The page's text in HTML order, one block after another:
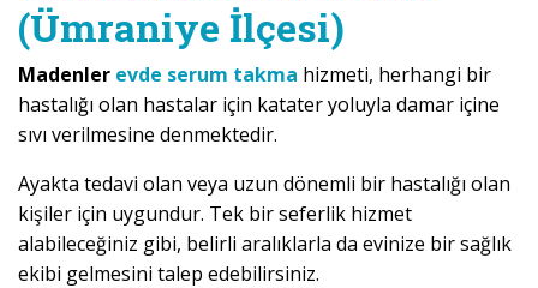
(Ümraniye İlçesi)
Madenler evde serum takma hizmeti, herhangi bir
hastalığı olan hastalar için katater yoluyla damar içine
sıvı verilmesine denmektedir.
Ayakta tedavi olan veya uzun dönemli bir hastalığı olan
kişiler için uygundur. Tek bir seferlik hizmet
alabileceğiniz gibi, belirli aralıklarla da evinize bir sağlık
ekibi gelmesini talep edebilirsiniz.